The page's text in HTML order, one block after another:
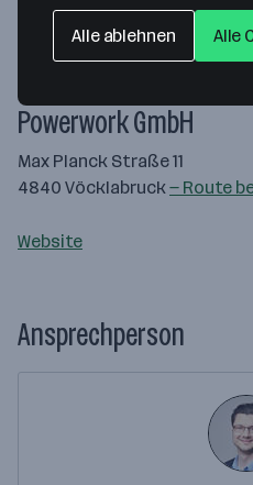
Powerwork GmbH
Max Planck Straße 11
4840 Vöcklabruck— Route
Website
Ansprechperson
Alle ablehnen Alle